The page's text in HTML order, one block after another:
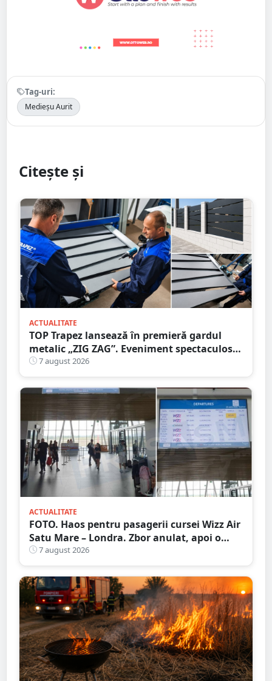
Tag-uri:
Medieșu Aurit
Citește și
ACTUALITATE
TOP Trapez lansează în premieră gardul
metalic „ZIG ZAG”. Eveniment spectaculos
în Grădina Romei
7 august 2026
ACTUALITATE
FOTO. Haos pentru pasagerii cursei Wizz Air
Satu Mare – Londra. Zbor anulat, apoi o
nouă întârziere. Fără explicații clare
7 august 2026